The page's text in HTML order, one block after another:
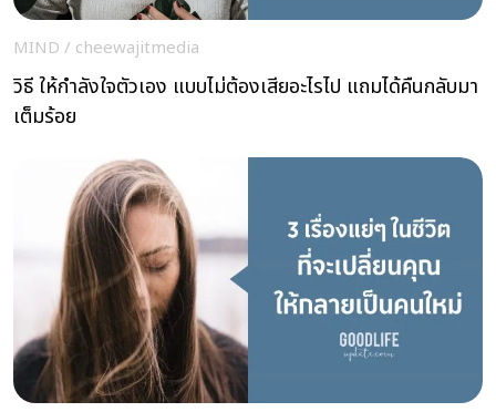
MIND / cheewajitmedia
วิธี ให้กำลังใจตัวเอง แบบไม่ต้องเสียอะไรไป แถมได้คืนกลับมา
เต็มร้อย